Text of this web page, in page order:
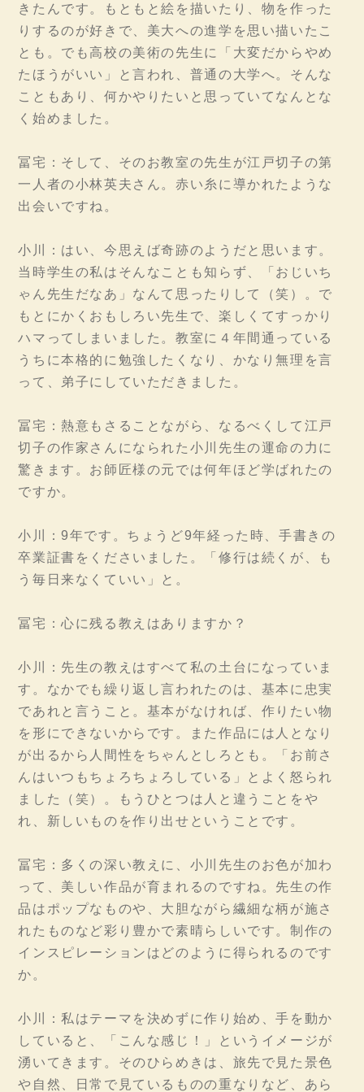
きたんです。もともと絵を描いたり、物を作った
りするのが好きで、美大への進学を思い描いたこ
とも。でも高校の美術の先生に「大変だからやめ
たほうがいい」と言われ、普通の大学へ。そんな
こともあり、何かやりたいと思っていてなんとな
く始めました。
冨宅：そして、そのお教室の先生が江戸切子の第
一人者の小林英夫さん。赤い糸に導かれたような
出会いですね。
小川：はい、今思えば奇跡のようだと思います。
当時学生の私はそんなことも知らず、「おじいち
ゃん先生だなあ」なんて思ったりして（笑）。で
もとにかくおもしろい先生で、楽しくてすっかり
ハマってしまいました。教室に４年間通っている
うちに本格的に勉強したくなり、かなり無理を言
って、弟子にしていただきました。
冨宅：熱意もさることながら、なるべくして江戸
切子の作家さんになられた小川先生の運命の力に
驚きます。お師匠様の元では何年ほど学ばれたの
ですか。
小川：9年です。ちょうど9年経った時、手書きの
卒業証書をくださいました。「修行は続くが、も
う毎日来なくていい」と。
冨宅：心に残る教えはありますか？
小川：先生の教えはすべて私の土台になっていま
す。なかでも繰り返し言われたのは、基本に忠実
であれと言うこと。基本がなければ、作りたい物
を形にできないからです。また作品には人となり
が出るから人間性をちゃんとしろとも。「お前さ
んはいつもちょろちょろしている」とよく怒られ
ました（笑）。もうひとつは人と違うことをや
れ、新しいものを作り出せということです。
冨宅：多くの深い教えに、小川先生のお色が加わ
って、美しい作品が育まれるのですね。先生の作
品はポップなものや、大胆ながら繊細な柄が施さ
れたものなど彩り豊かで素晴らしいです。制作の
インスピレーションはどのように得られるのです
か。
小川：私はテーマを決めずに作り始め、手を動か
していると、「こんな感じ！」というイメージが
湧いてきます。そのひらめきは、旅先で見た景色
や自然、日常で見ているものの重なりなど、あら